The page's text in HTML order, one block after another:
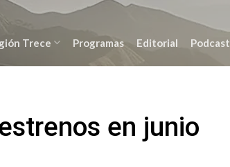
Trece Programas Editorial Podcast
en junio